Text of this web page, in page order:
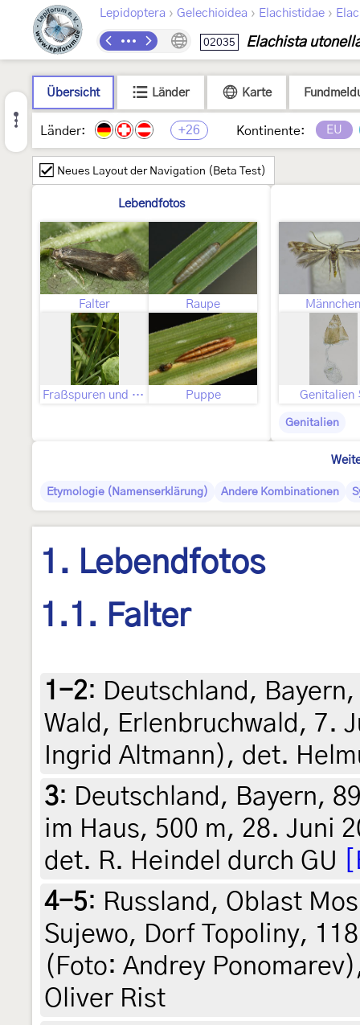
Lepidoptera › Gelechioidea › Elachistidae ›
02035 Elachista
Übersicht Länder Karte
Länder: +26 Kontinente: EU
Neues Layout der Navigation (Beta Test)
Lebendfotos
Falter Raupe
Fraßspuren und Befallsbild Puppe
Männchen
Genitalien
Genitalien
Etymologie (Namenserklärung) Andere Kombinationen
1. Lebendfotos
1.1. Falter
1-2: Deutschland,
Wald, Erlenbruchwald, 7.
Ingrid Altmann), det.
3: Deutschland, Bayern,
im Haus, 500 m, 28. Juni
det. R. Heindel durch GU
4-5: Russland, Oblast
Sujewo, Dorf Topoliny,
(Foto: Andrey
Oliver Rist